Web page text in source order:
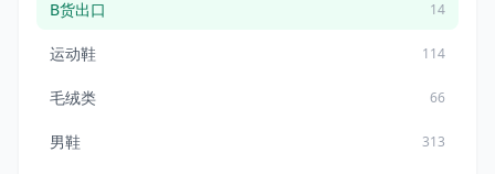
B货出口 14
运动鞋 114
毛绒类 66
男鞋 313